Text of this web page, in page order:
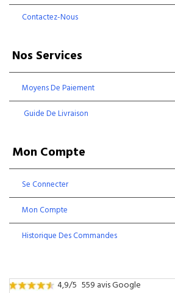
Contactez-Nous
Nos Services
Moyens De Paiement
Guide De Livraison
Mon Compte
Se Connecter
Mon Compte
Historique Des Commandes
4,9/5 559 avis Google